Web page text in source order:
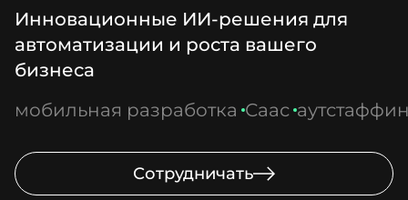
Инновационные ИИ-решения для
автоматизации и роста вашего
бизнеса
мобильная разработка Саас
Сотрудничать